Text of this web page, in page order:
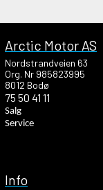
Info
Arctic Motor AS
Nordstrandveien 63
Org. Nr 985823995
8012 Bodø
75 50 41 11
Salg
Service